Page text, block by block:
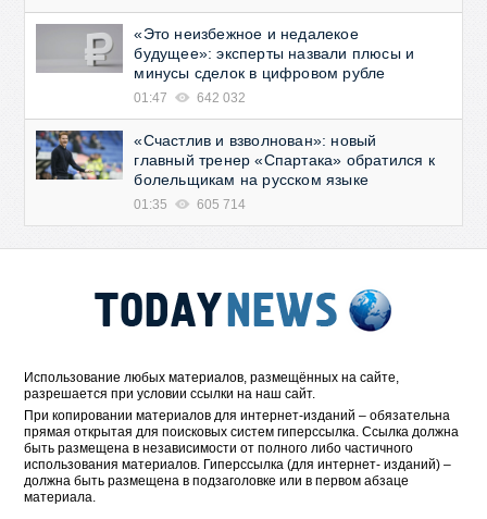
«Это неизбежное и недалекое
будущее»: эксперты назвали плюсы и
минусы сделок в цифровом рубле
01:47 642 032
«Счастлив и взволнован»: новый
главный тренер «Спартака» обратился к
болельщикам на русском языке
01:35 605 714
Использование любых материалов, размещённых на сайте,
разрешается при условии ссылки на наш сайт.
При копировании материалов для интернет-изданий – обязательна
прямая открытая для поисковых систем гиперссылка. Ссылка должна
быть размещена в независимости от полного либо частичного
использования материалов. Гиперссылка (для интернет- изданий) –
должна быть размещена в подзаголовке или в первом абзаце
материала.